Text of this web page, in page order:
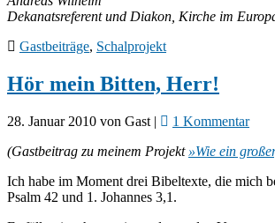
Dekanatsreferent und Diakon, Kirche im
Gastbeiträge, Schalprojekt
Hör mein Bitten, Herr!
28. Januar 2010 von Gast |
1 Kommentar
(Gastbeitrag zu meinem Projekt »Wie ein
Ich habe im Moment drei Bibeltexte, die mich
Psalm 42 und 1. Johannes 3,1.